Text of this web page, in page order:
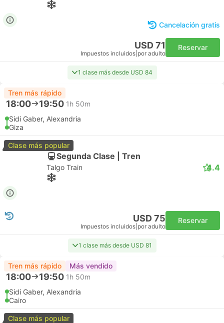
Cancelación gratis
USD 71
Impuestos incluidos por adulto
Reservar
1 clase más desde USD 84
Tren más rápido
18:00 19:50 1h 50m
Sidi Gaber, Alexandria
Giza
Clase más popular
Segunda Clase | Tren
Talgo Train 4.4
USD 75
Impuestos incluidos por adulto
Reservar
1 clase más desde USD 81
Tren más rápido Más vendido
18:00 19:50 1h 50m
Sidi Gaber, Alexandria
Cairo
Clase más popular